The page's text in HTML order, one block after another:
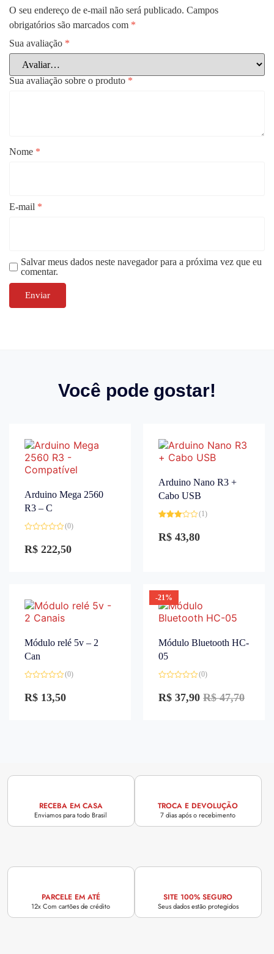
O seu endereço de e-mail não será publicado. Campos
obrigatórios são marcados com *
Sua avaliação *
Sua avaliação sobre o produto *
Nome *
E-mail *
Salvar meus dados neste navegador para a próxima vez que eu
comentar.
Você pode gostar!
Arduino Mega 2560
R3 – C
0
de
(0)
R$ 222,50
Arduino Nano R3 +
Cabo USB
3.00 de
5
(1)
R$ 43,80
Módulo relé 5v – 2
Can
0
de
(0)
R$ 13,50
-21%
Módulo Bluetooth HC-
05
0
de
(0)
R$47,70
R$ 37,90
RECEBA EM CASA
Enviamos para todo Brasil
TROCA E DEVOLUÇÃO
7 dias após o recebimento
PARCELE EM ATÉ
12x Com cartões de crédito
SITE 100% SEGURO
Seus dados estão protegidos